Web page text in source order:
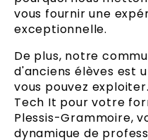
vous fournir une
exceptionnelle.
De plus, notre
d'anciens élèves est
vous pouvez
Tech It pour votre
Plessis-Grammoire,
dynamique de